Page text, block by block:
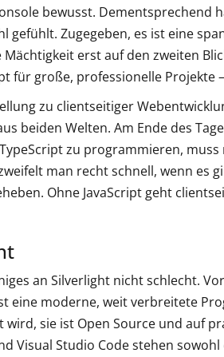
bewusst. Dementsprechend
gefühlt. Zugegeben, es ist eine
erst auf den zweiten
für große, professionelle Projekte
zu clientseitiger
beiden Welten. Am Ende des
zu programmieren, muss
man recht schnell, wenn es
Ohne JavaScript geht
an Silverlight nicht schlecht.
eine moderne, weit verbreitete
sie ist Open Source und auf
Visual Studio Code stehen sowohl